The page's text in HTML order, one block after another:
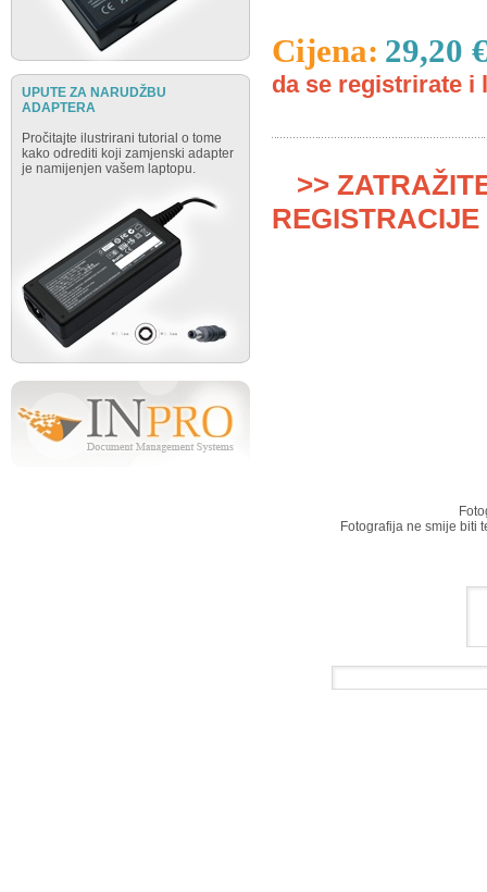
UPUTE ZA NARUDŽBU
ADAPTERA
Pročitajte ilustrirani tutorial o tome
kako odrediti koji zamjenski adapter
je namijenjen vašem laptopu.
Cijena: 29,20
da se registrirate i
>>
Fotografija ne smije biti